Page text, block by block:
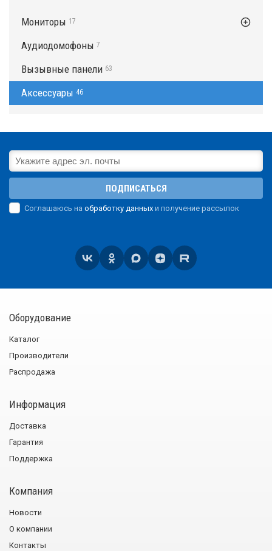
Мониторы 17
Аудиодомофоны 7
Вызывные панели 63
Аксессуары 46
ПОДПИСАТЬСЯ
Соглашаюсь на обработку данных и получение рассылок
Оборудование
Каталог
Производители
Распродажа
Информация
Доставка
Гарантия
Поддержка
Компания
Новости
О компании
Контакты